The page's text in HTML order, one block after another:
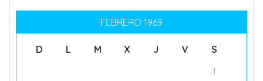
FEBRERO 1969
D L M X J V
S
1